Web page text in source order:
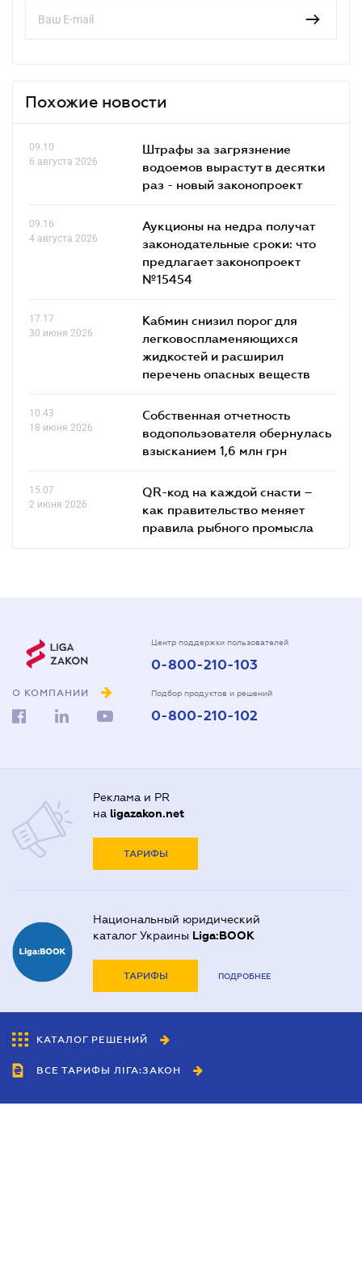
Похожие новости
09.10
6 августа 2026
Штрафы за загрязнение
водоемов вырастут в десятки
раз - новый законопроект
09.16
4 августа 2026
Аукционы на недра получат
законодательные сроки: что
предлагает законопроект
№15454
17.17
30 июня 2026
Кабмин снизил порог для
легковоспламеняющихся
жидкостей и расширил
перечень опасных веществ
10.43
18 июня 2026
Собственная отчетность
водопользователя обернулась
взысканием 1,6 млн грн
15.07
2 июня 2026
QR-код на каждой снасти –
как правительство меняет
правила рыбного промысла
О КОМПАНИИ
Центр поддержки пользователей
0-800-210-103
Подбор продуктов и решений
0-800-210-102
Реклама и PR
на ligazakon.net
ТАРИФЫ
Национальный юридический
каталог Украины Liga:BOOK
ТАРИФЫ ПОДРОБНЕЕ
КАТАЛОГ РЕШЕНИЙ
ВСЕ ТАРИФЫ ЛІГА:ЗАКОН